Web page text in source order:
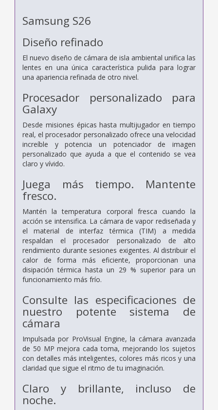
Samsung S26
Diseño refinado
El nuevo diseño de cámara de isla ambiental unifica las
lentes en una única característica pulida para lograr
una apariencia refinada de otro nivel.
Procesador personalizado para
Galaxy
Desde misiones épicas hasta multijugador en tiempo
real, el procesador personalizado ofrece una velocidad
increíble y potencia un potenciador de imagen
personalizado que ayuda a que el contenido se vea
claro y vívido.
Juega más tiempo. Mantente
fresco.
Mantén la temperatura corporal fresca cuando la
acción se intensifica. La cámara de vapor rediseñada y
el material de interfaz térmica (TIM) a medida
respaldan el procesador personalizado de alto
rendimiento durante sesiones exigentes. Al distribuir el
calor de forma más eficiente, proporcionan una
disipación térmica hasta un 29 % superior para un
funcionamiento más frío.
Consulte las especificaciones de
nuestro potente sistema de
cámara
Impulsada por ProVisual Engine, la cámara avanzada
de 50 MP mejora cada toma, mejorando los sujetos
con detalles más inteligentes, colores más ricos y una
claridad que sigue el ritmo de tu imaginación.
Claro y brillante, incluso de
noche.